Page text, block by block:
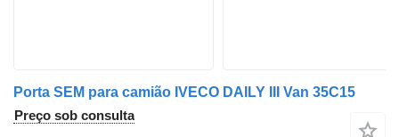
Porta SEM para camião IVECO DAILY III Van 35C15
Preço sob consulta